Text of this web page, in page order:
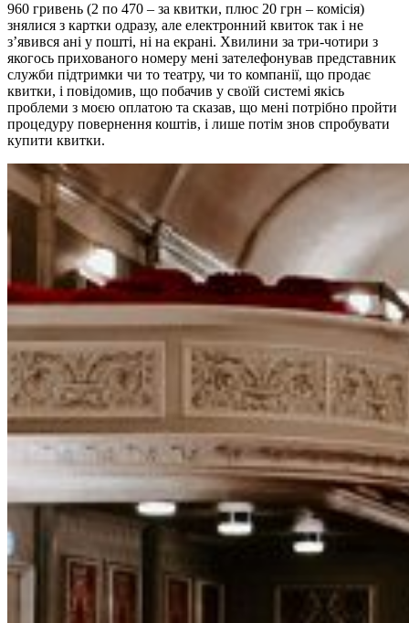
960 гривень (2 по 470 – за квитки, плюс 20 грн – комісія)
знялися з картки одразу, але електронний квиток так і не
з’явився ані у пошті, ні на екрані. Хвилини за три-чотири з
якогось прихованого номеру мені зателефонував представник
служби підтримки чи то театру, чи то компанії, що продає
квитки, і повідомив, що побачив у своїй системі якісь
проблеми з моєю оплатою та сказав, що мені потрібно пройти
процедуру повернення коштів, і лише потім знов спробувати
купити квитки.